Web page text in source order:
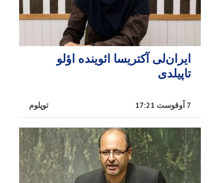
ایران‌لی آکتریسا ائوینده اؤلو
تاپیلدی
توپلوم 7 آوقوست 17:21